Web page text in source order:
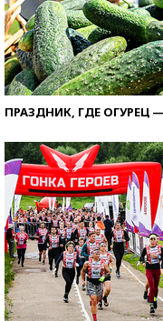
ПРАЗДНИК, ГДЕ ОГУРЕЦ